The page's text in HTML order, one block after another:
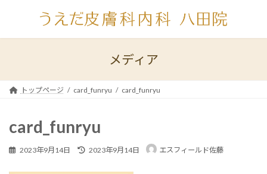
ン
ー
メディア
トップページ card_funryu card_funryu
card_funryu
2023年9月14日
最
2023年9月14日 エスフィールド佐藤